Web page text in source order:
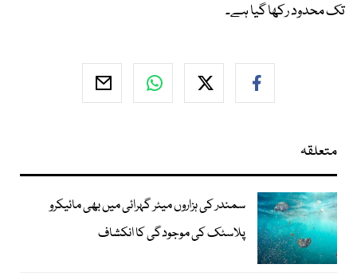
تک محدود رکھا گیا ہے۔
متعلقہ
سمندر کی ہزاروں میٹر گہرائی میں بھی مائیکرو
پلاسٹک کی موجودگی کا انکشاف